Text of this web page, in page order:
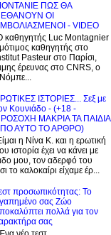
ΠΩΣ ΘΑ
ΟΙ
- VIDEO
καθηγητής Luc Montagnier
καθηγητής στο
Pasteur στο Παρίσι,
έρευνας στο CNRS, o
ΙΣΤΟΡΙΕΣ... Σεξ με
Kουνιάδο - (+18 -
ΜΑΚΡΙΑ ΤΑ ΠΑΙΔΙΑ
ΑΥΤΟ ΤΟ ΑΡΘΡΟ)
η Νίνα Κ. και η ερωτική
ιστορία έχει να κάνει με
μου, τον αδερφό του
καλοκαίρι είχαμε έρ...
προσωπικότητας: Το
σας Zώο
πολλά για τον
σας